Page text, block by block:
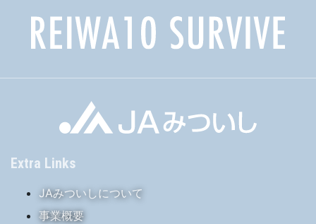
Extra Links
JAみついしについて
事業概要